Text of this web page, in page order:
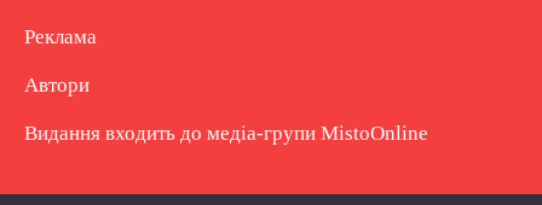
Реклама
Автори
Видання входить до медіа-групи MistoOnline